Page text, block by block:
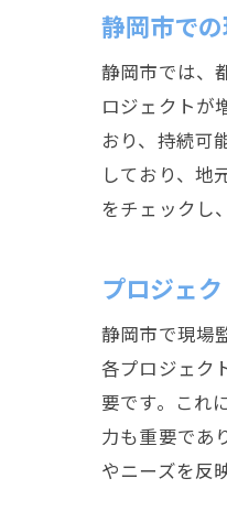
静岡市で
静岡市では、
ロジェクトが
おり、持続可
しており、地
をチェックし
プロジェ
静岡市で現場
各プロジェク
要です。これ
力も重要であ
やニーズを反